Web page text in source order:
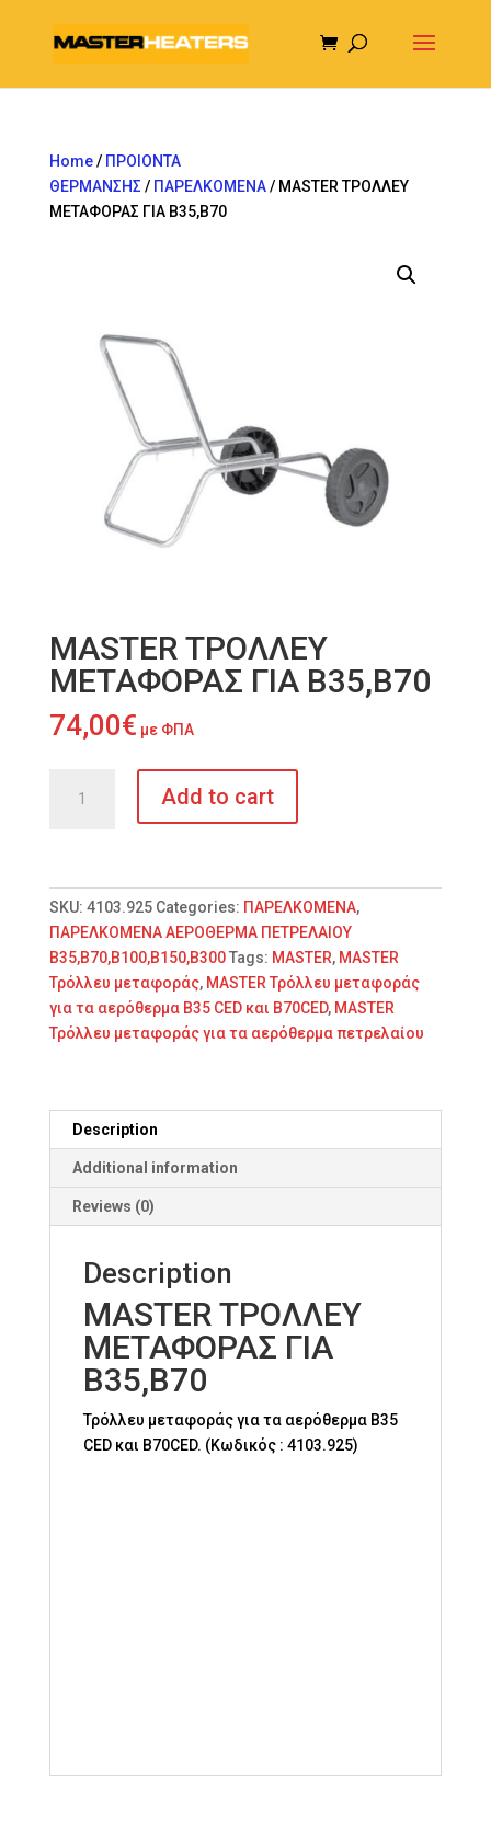
Home/ ΠΡΟΙΟΝΤΑ
ΘΕΡΜΑΝΣΗΣ / ΠΑΡΕΛΚΟΜΕΝΑ/ MASTER ΤΡΟΛΛΕΥ
ΜΕΤΑΦΟΡΑΣ ΓΙΑ B35,B70
MASTER ΤΡΟΛΛΕΥ
ΜΕΤΑΦΟΡΑΣ ΓΙΑ B35,B70
74,00€ με ΦΠΑ
ΤΡΟΛΛΕΥ
quantity
Add to cart
SKU: 4103.925 Categories: ΠΑΡΕΛΚΟΜΕΝΑ,
ΠΑΡΕΛΚΟΜΕΝΑ ΑΕΡΟΘΕΡΜΑ ΠΕΤΡΕΛΑΙΟΥ
Β35,Β70,Β100,Β150,Β300 Tags: MASTER, MASTER
Τρόλλευ μεταφοράς, MASTER Τρόλλευ μεταφοράς
για τα αερόθερμα B35 CED και B70CED, MASTER
Τρόλλευ μεταφοράς για τα αερόθερμα πετρελαίου
Description
Additional information
Reviews (0)
Description
MASTER ΤΡΟΛΛΕΥ
ΜΕΤΑΦΟΡΑΣ ΓΙΑ
B35,B70
Τρόλλευ μεταφοράς για τα αερόθερμα B35
CED και B70CED. (Κωδικός : 4103.925)